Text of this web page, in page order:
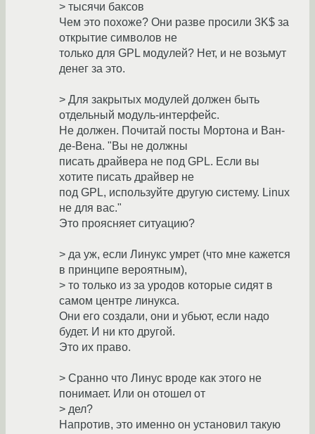
> тысячи баксов
Чем это похоже? Они разве просили 3K$ за
открытие символов не
только для GPL модулей? Нет, и не возьмут
денег за это.
> Для закрытых модулей должен быть
отдельный модуль-интерфейс.
Не должен. Почитай посты Мортона и Ван-
де-Вена. "Вы не должны
писать драйвера не под GPL. Если вы
хотите писать драйвер не
под GPL, используйте другую систему. Linux
не для вас."
Это проясняет ситуацию?
> да уж, если Линукс умрет (что мне кажется
в принципе вероятным),
> то только из за уродов которые сидят в
самом центре линукса.
Они его создали, они и убьют, если надо
будет. И ни кто другой.
Это их право.
> Сранно что Линус вроде как этого не
понимает. Или он отошел от
> дел?
Напротив, это именно он установил такую